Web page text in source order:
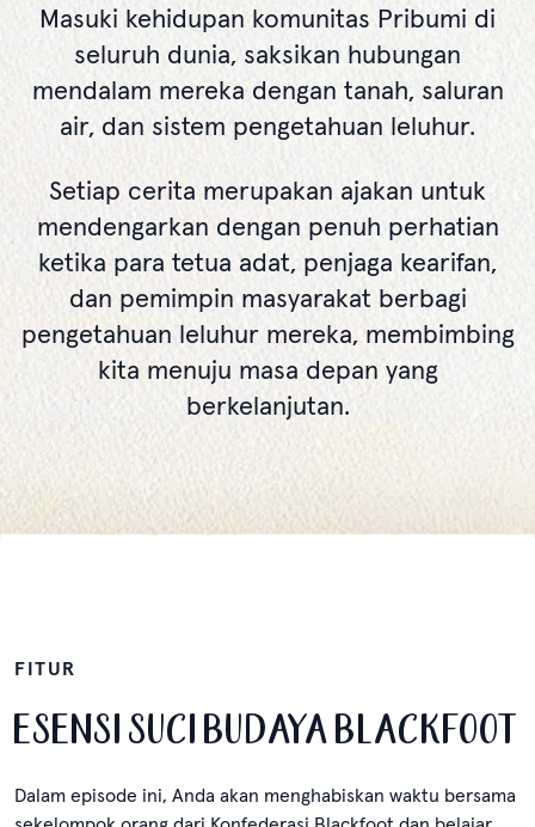
Masuki kehidupan komunitas Pribumi di
seluruh dunia, saksikan hubungan
mendalam mereka dengan tanah, saluran
air, dan sistem pengetahuan leluhur.
Setiap cerita merupakan ajakan untuk
mendengarkan dengan penuh perhatian
ketika para tetua adat, penjaga kearifan,
dan pemimpin masyarakat berbagi
pengetahuan leluhur mereka, membimbing
kita menuju masa depan yang
berkelanjutan.
FITUR
ESENSI SUCI BUDAYA BLACKFOOT
Dalam episode ini, Anda akan menghabiskan waktu bersama